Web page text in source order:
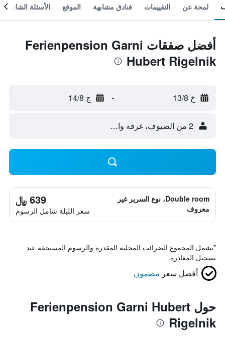
لمحة عن التقييمات فنادق مشابهة الموقع الأسئلة الشائعة
أفضل صفقات Ferienpension Garni
Hubert Rigelnik
خ 13/8 - ج 14/8
2 من الضيوف، غرفة واحدة
Double room، نوع السرير غير
معروف
639 ﷼
سعر الليلة شامل الرسوم
*يشمل المجموع الضرائب المحلية المقدرة والرسوم المستحقة عند
تسجيل المغادرة.
أفضل سعر مضمون
حول Ferienpension Garni Hubert
Rigelnik